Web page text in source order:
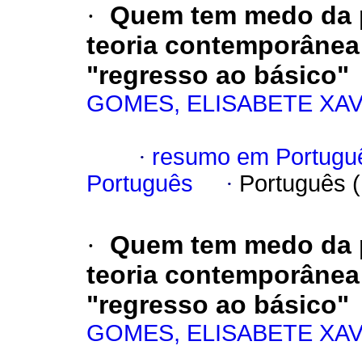
·
Quem tem medo
teoria
"regresso ao básico"
GOMES, ELISABETE
· resumo em
Português
· Português
·
Quem tem medo
teoria
"regresso ao básico"
GOMES, ELISABETE